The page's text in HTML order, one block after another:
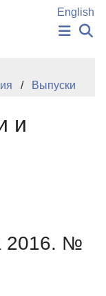
English
Выпуски
и
2016. №